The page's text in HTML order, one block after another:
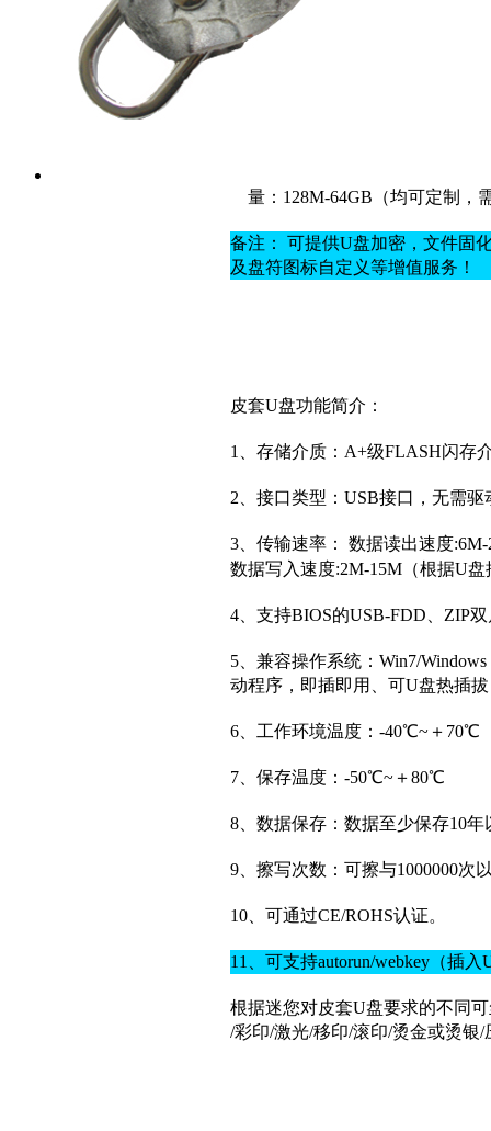
量：128M-64GB（均可定制，
备注： 可提供U盘加密，文件固
及盘符图标自定义等增值服务！
皮套U盘功能简介：
1、存储介质：A+级FLASH闪存
2、接口类型：USB接口，无需
3、传输速率： 数据读出速度
数据写入速度:2M-15M（根据U
4、支持BIOS的USB-FDD、ZIP
5、兼容操作系统：Win7/
动程序，即插即用、可U盘热插
6、工作环境温度：-40℃~＋70℃
7、保存温度：-50℃~＋80℃
8、数据保存：数据至少保存10年
9、擦写次数：可擦与1000000次
10、可通过CE/ROHS认证。
11、可支持autorun/webkey（插
根据迷您对皮套U盘要求的不同
/彩印/激光/移印/滚印/烫金或烫银